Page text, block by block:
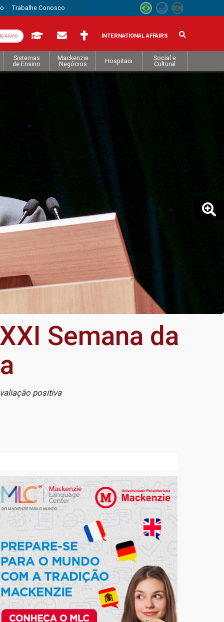
Trabalhe Conosco
Aluno INTERNATIONAL AFFAIRS
Sistemas
de Ensino
Mackenzie
Negócios
Hospitais
Social e
Cultural
Semana da
positiva